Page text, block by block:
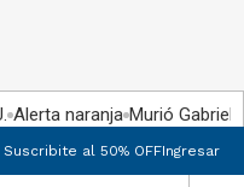
Alerta naranja Murió Gabriel
Suscribite al 50% OFFIngresar